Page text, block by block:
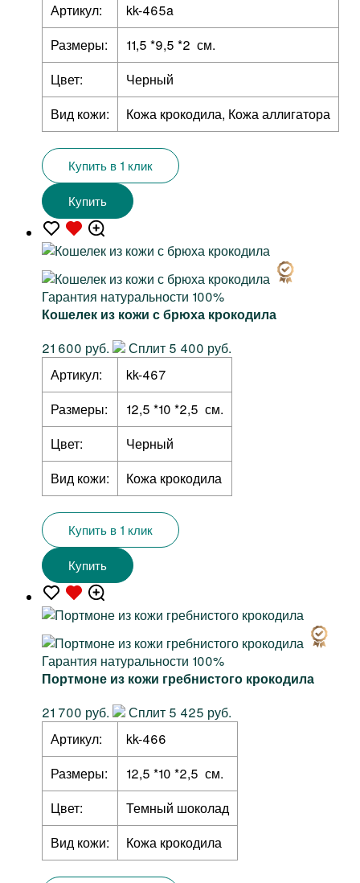
Артикул:
kk-465a
Размеры:
11,5 *9,5 *2 см.
Цвет:
Черный
Вид кожи:
Кожа крокодила, Кожа аллигатора
Купить в 1 клик
Купить
Гарантия натуральности 100%
Кошелек из кожи с брюха крокодила
21 600 руб.
Сплит 5 400 руб.
Артикул:
kk-467
Размеры:
12,5 *10 *2,5 см.
Цвет:
Черный
Вид кожи:
Кожа крокодила
Купить в 1 клик
Купить
Гарантия натуральности 100%
Портмоне из кожи гребнистого крокодила
21 700 руб.
Сплит 5 425 руб.
Артикул:
kk-466
Размеры:
12,5 *10 *2,5 см.
Цвет:
Темный шоколад
Вид кожи:
Кожа крокодила